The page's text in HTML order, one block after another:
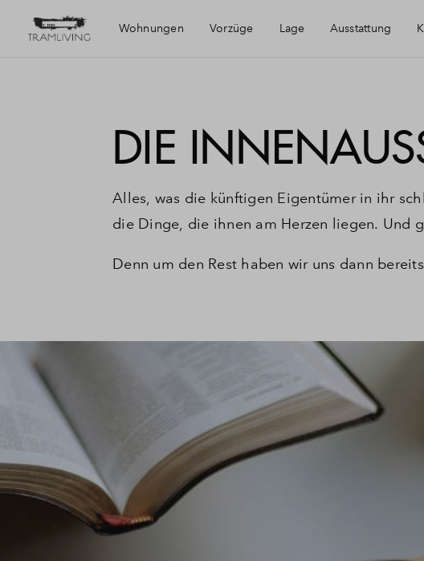
Wohnungen Vorzüge Lage
Muggenhof
Ausstattung
DIE
Alles, was die künftigen Eigentümer in ihr
die Dinge, die ihnen am Herzen liegen. Und
Denn um den Rest haben wir uns dann